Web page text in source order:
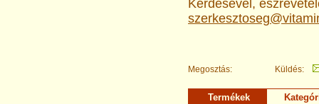
Kérdésével,
Megosztás: Küldés:
Termékek